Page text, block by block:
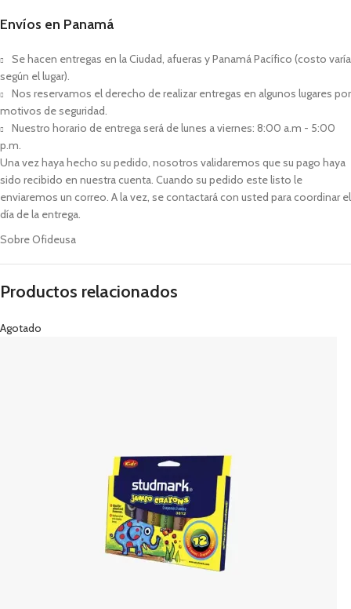
Envíos en Panamá
Se hacen entregas en la Ciudad, afueras y Panamá Pacífico (costo varía
según el lugar).
Nos reservamos el derecho de realizar entregas en algunos lugares por
motivos de seguridad.
Nuestro horario de entrega será de lunes a viernes: 8:00 a.m - 5:00
p.m.
Una vez haya hecho su pedido, nosotros validaremos que su pago haya
sido recibido en nuestra cuenta. Cuando su pedido este listo le
enviaremos un correo. A la vez, se contactará con usted para coordinar el
día de la entrega.
Sobre Ofideusa
Productos relacionados
Agotado